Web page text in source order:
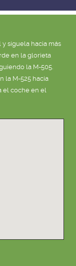
y síguela hacia más
en la glorieta
la M-505.
la M-525 hacia
el coche en el